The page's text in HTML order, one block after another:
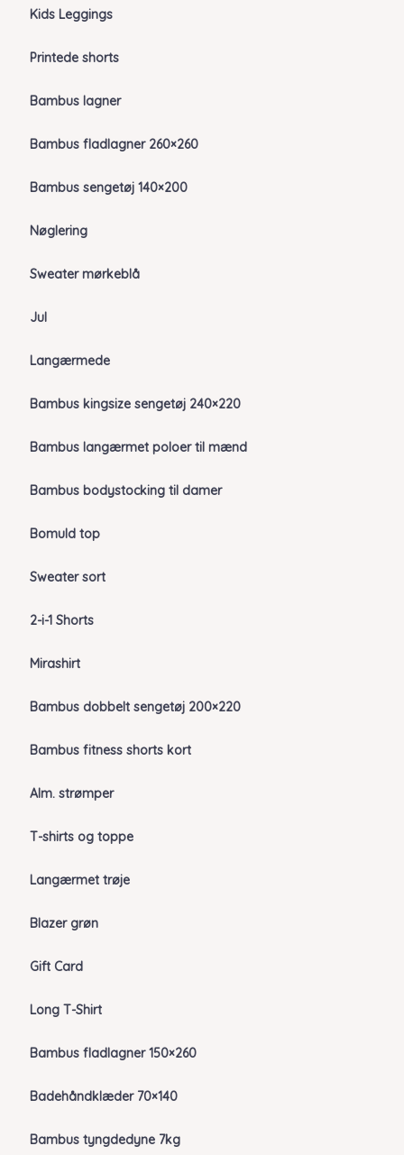
Kids Leggings
Printede shorts
Bambus lagner
Bambus fladlagner 260×260
Bambus sengetøj 140×200
Nøglering
Sweater mørkeblå
Jul
Langærmede
Bambus kingsize sengetøj 240×220
Bambus langærmet poloer til mænd
Bambus bodystocking til damer
Bomuld top
Sweater sort
2-i-1 Shorts
Mirashirt
Bambus dobbelt sengetøj 200×220
Bambus fitness shorts kort
Alm. strømper
T-shirts og toppe
Langærmet trøje
Blazer grøn
Gift Card
Long T-Shirt
Bambus fladlagner 150×260
Badehåndklæder 70×140
Bambus tyngdedyne 7kg